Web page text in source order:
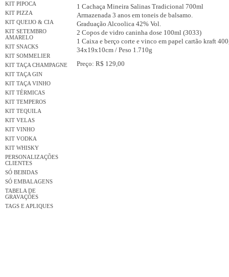
KIT PIPOCA
KIT PIZZA
KIT QUEIJO & CIA
KIT SETEMBRO
AMARELO
KIT SNACKS
KIT SOMMELIER
KIT TAÇA CHAMPAGNE
KIT TAÇA GIN
KIT TAÇA VINHO
KIT TÉRMICAS
KIT TEMPEROS
KIT TEQUILA
KIT VELAS
KIT VINHO
KIT VODKA
KIT WHISKY
PERSONALIZAÇÕES
CLIENTES
SÓ BEBIDAS
SÓ EMBALAGENS
TABELA DE
GRAVAÇÕES
TAGS E APLIQUES
1 Cachaça Mineira Salinas Tradicional 700ml
Armazenada 3 anos em toneis de balsamo.
Graduação Alcoolica 42% Vol.
2 Copos de vidro caninha dose 100ml (3033)
1 Caixa e berço corte e vinco em papel cartão kraft
34x19x10cm / Peso 1.710g
Preço: R$ 129,00